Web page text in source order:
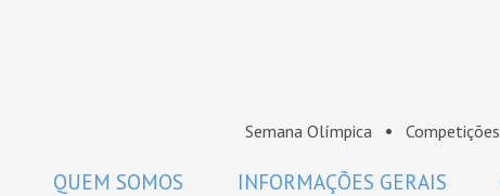
Semana Olímpica Competições
QUEM SOMOS INFORMAÇÕES GERAIS